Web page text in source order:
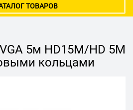
ТОВАРОВ
5м HD15M/HD 5M
кольцами